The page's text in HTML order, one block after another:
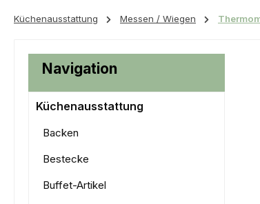
Küchenausstattung Messen / Wiegen
Navigation
Küchenausstattung
Backen
Bestecke
Buffet-Artikel